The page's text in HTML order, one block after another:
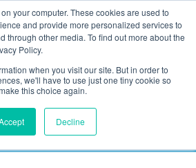
your computer. These cookies are used to
and provide more personalized services to
through other media. To find out more about the
Policy.
when you visit our site. But in order to
we'll have to use just one tiny cookie so
this choice again.
Decline
Service met Peek &
Cloppenburg*